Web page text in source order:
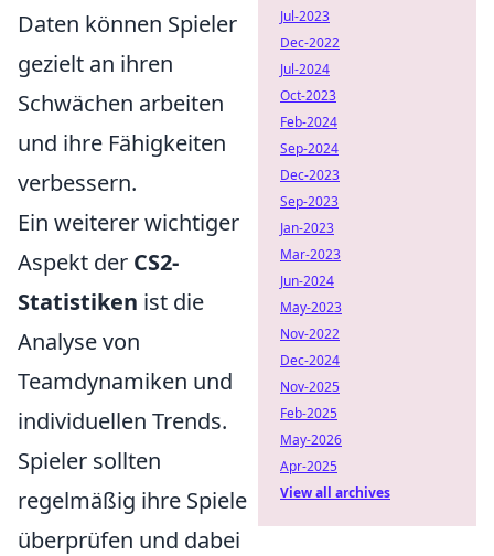
Daten können Spieler
gezielt an ihren
Schwächen arbeiten
und ihre Fähigkeiten
verbessern.
Ein weiterer wichtiger
Aspekt der CS2-
Statistiken ist die
Analyse von
Teamdynamiken und
individuellen Trends.
Spieler sollten
regelmäßig ihre Spiele
überprüfen und dabei
Jul-2023
Dec-2022
Jul-2024
Oct-2023
Feb-2024
Sep-2024
Dec-2023
Sep-2023
Jan-2023
Mar-2023
Jun-2024
May-2023
Nov-2022
Dec-2024
Nov-2025
Feb-2025
May-2026
Apr-2025
View all archives